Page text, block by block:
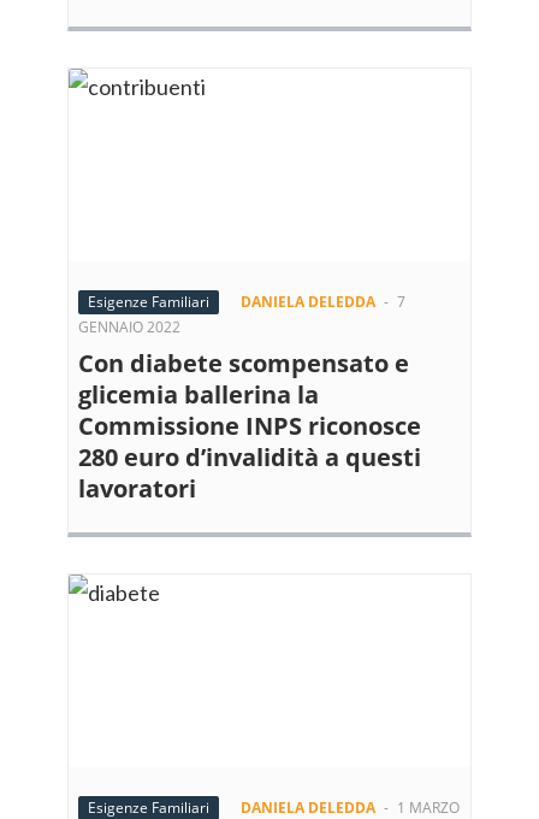
Esigenze Familiari DANIELA DELEDDA - 7
GENNAIO 2022
Con diabete scompensato e
glicemia ballerina la
Commissione INPS riconosce
280 euro d’invalidità a questi
lavoratori
Esigenze Familiari DANIELA DELEDDA - 1 MARZO